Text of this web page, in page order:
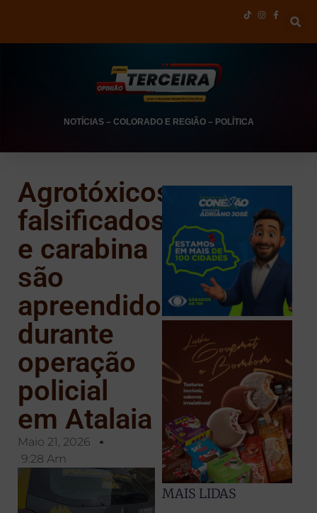
NOTÍCIAS– COLORADO E REGIÃO– POLÍTICA
Agrotóxicos
falsificados
e carabina
são
apreendidos
durante
operação
policial
em Atalaia
Maio 21, 2026
9:28 Am
MAIS LIDAS